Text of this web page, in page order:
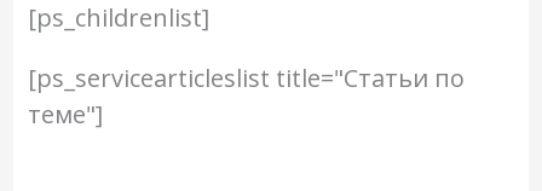
[ps_childrenlist]
[ps_servicearticleslist title="Статьи по
теме"]